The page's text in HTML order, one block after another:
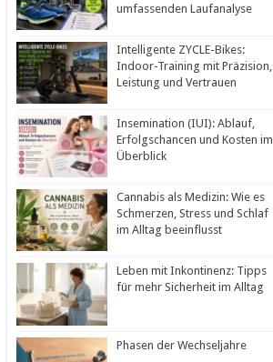
umfassenden Laufanalyse
Intelligente ZYCLE-Bikes:
Indoor-Training mit Präzision,
Leistung und Vertrauen
Insemination (IUI): Ablauf,
Erfolgschancen und Kosten im
Überblick
Cannabis als Medizin: Wie es
Schmerzen, Stress und Schlaf
im Alltag beeinflusst
Leben mit Inkontinenz: Tipps
für mehr Sicherheit im Alltag
Phasen der Wechseljahre